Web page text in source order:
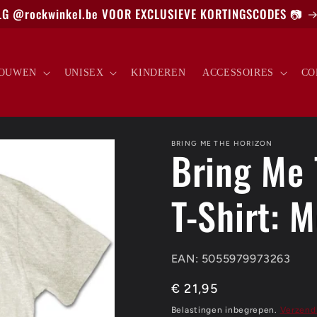
@rockwinkel.be VOOR EXCLUSIEVE KORTINGSCODES 📷
UNISEX KINDEREN ACCESSOIRES
BRING ME THE HORIZON
Bring Me
T-Shirt:
EAN: 5055979973263
Normale
prijs
€ 21,95
Belastingen inbegrepen.